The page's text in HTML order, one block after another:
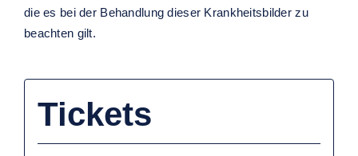
die es bei der Behandlung dieser Krankheitsbilder zu
beachten gilt.
Tickets